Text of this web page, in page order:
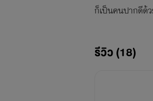
ก็เป็นคนปากดีด้
รีวิว (18)